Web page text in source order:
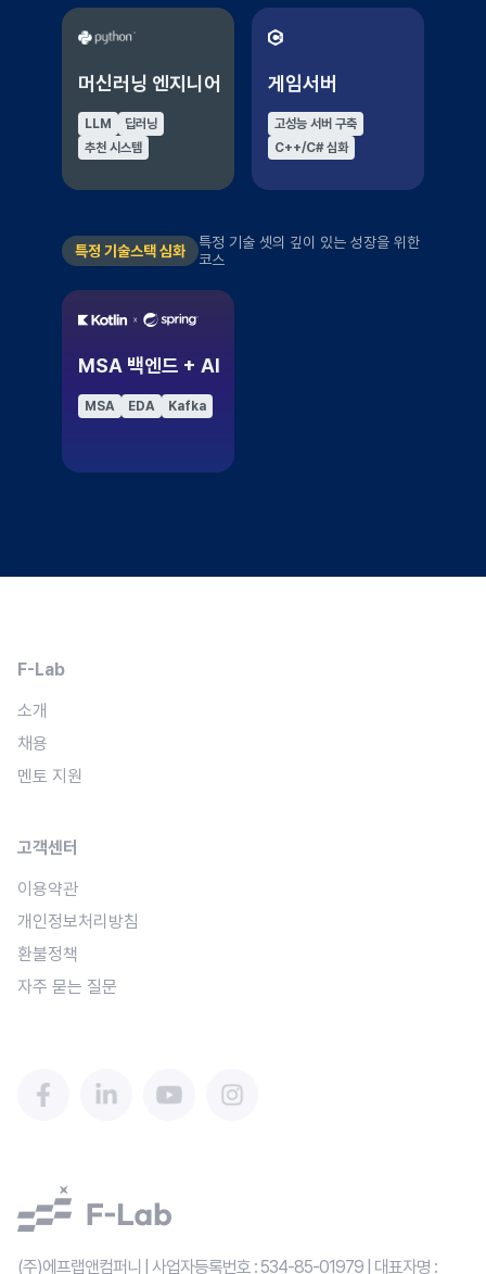
머신러닝 엔지니어
LLM
딥러닝
추천 시스템
게임서버
고성능 서버 구축
C++/C# 심화
특정 기술스택 심화
특정 기술 셋의 깊이 있는 성장을 위한
코스
MSA 백엔드 + AI
MSA EDA Kafka
F-Lab
소개
채용
멘토 지원
고객센터
이용약관
개인정보처리방침
환불정책
자주 묻는 질문
(주)에프랩앤컴퍼니 | 사업자등록번호 : 534-85-01979 | 대표자명 :